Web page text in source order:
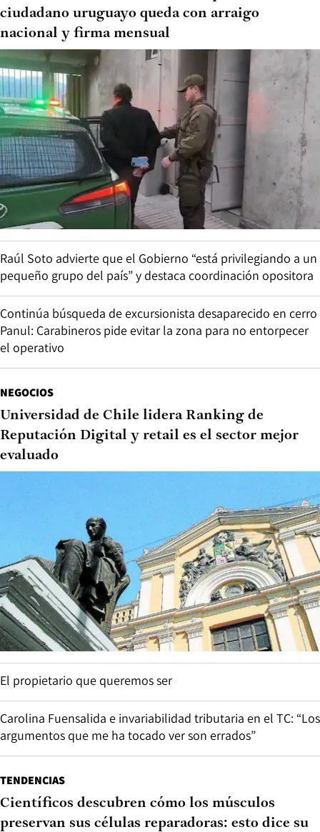
ciudadano uruguayo queda con arraigo
nacional y firma mensual
Raúl Soto advierte que el Gobierno “está privilegiando a un
pequeño grupo del país” y destaca coordinación opositora
Continúa búsqueda de excursionista desaparecido en cerro
Panul: Carabineros pide evitar la zona para no entorpecer
el operativo
NEGOCIOS
Universidad de Chile lidera Ranking de
Reputación Digital y retail es el sector mejor
evaluado
El propietario que queremos ser
Carolina Fuensalida e invariabilidad tributaria en el TC: “Los
argumentos que me ha tocado ver son errados”
TENDENCIAS
Científicos descubren cómo los músculos
preservan sus células reparadoras: esto dice su